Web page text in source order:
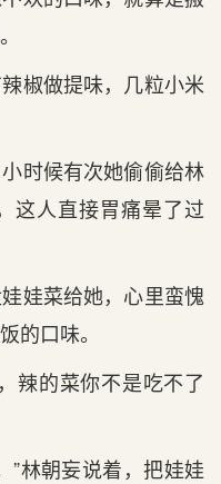
椒做提味，几粒小米
时候有次她偷偷给林
这人直接胃痛晕了过
娃菜给她，心里蛮愧
的口味。
辣的菜你不是吃不了
”林朝妄说着，把娃娃